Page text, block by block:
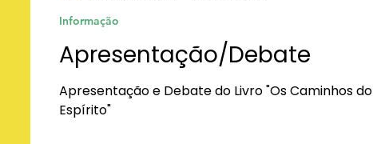
Apresentação/Debate
Apresentação e Debate do Livro "Os Caminhos do
Espírito"
Informação